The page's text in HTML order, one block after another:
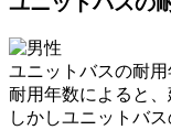
ユニットバスの耐
耐用年数によると、
しかしユニットバ